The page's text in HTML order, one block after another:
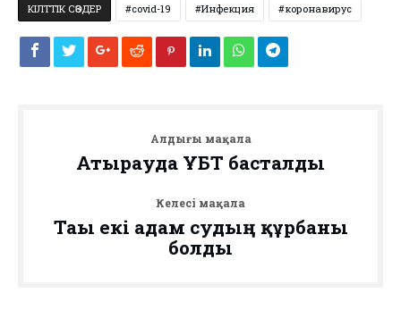
КІЛТТІК СӨЗДЕР covid-19 Инфекция коронавирус
Алдыңғы мақала
Атырауда ҰБТ басталды
Келесі мақала
Тағы екі адам судың құрбаны
болды